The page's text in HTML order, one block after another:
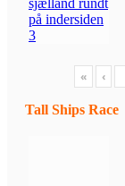
« ‹
Tall Ships Race